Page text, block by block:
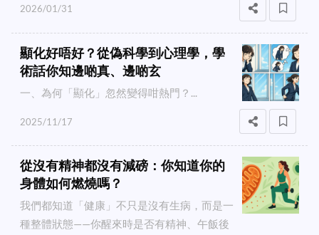
2026/01/31
顯化好唔好？從偽科學到心理學，學
術話你知邊啲真、邊啲玄
一、為何「顯化」忽然變得咁熱門？...
2025/11/17
從沒有精神都沒有減磅：你知道你的
身體如何燃燒嗎？
我們都知道「健康」不只是沒有生病，而是一
種整體狀態——你醒來時是否有精神、午飯後